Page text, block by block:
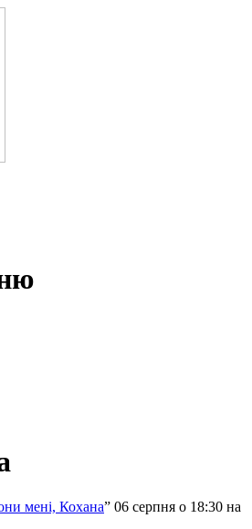
мені, Кохана” 06 серпня о 18:30 на